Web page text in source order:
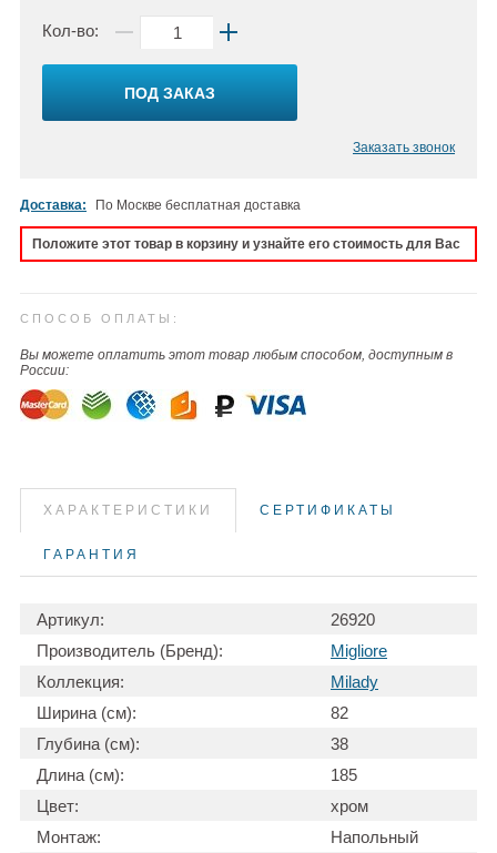
Кол-во:
ПОД ЗАКАЗ
Заказать звонок
Доставка: По Москве бесплатная доставка
Положите этот товар в корзину и узнайте его стоимость для Вас
СПОСОБ ОПЛАТЫ:
Вы можете оплатить этот товар любым способом, доступным в
России:
ХАРАКТЕРИСТИКИ СЕРТИФИКАТЫ
ГАРАНТИЯ
Артикул:
26920
Производитель (Бренд):
Migliore
Коллекция:
Milady
Ширина (см):
82
Глубина (см):
38
Длина (см):
185
Цвет:
хром
Монтаж:
Напольный